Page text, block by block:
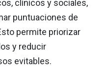
clínicos y sociales,
puntuaciones de
permite priorizar
y reducir
evitables.